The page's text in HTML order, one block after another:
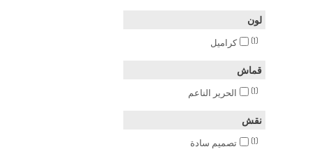
لون
كراميل (1)
قماش
الحرير الناعم (1)
نقش
تصميم سادة (1)